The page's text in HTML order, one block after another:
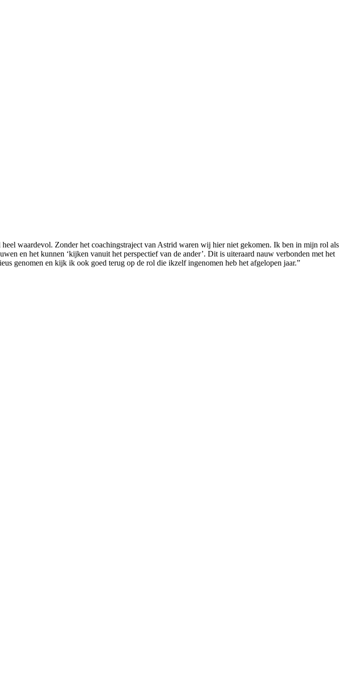
waardevol. Zonder het coachingstraject van Astrid waren wij hier niet gekomen. Ik ben in mijn rol als
en het kunnen ‘kijken vanuit het perspectief van de ander’. Dit is uiteraard nauw verbonden met het
genomen en kijk ik ook goed terug op de rol die ikzelf ingenomen heb het afgelopen jaar.”